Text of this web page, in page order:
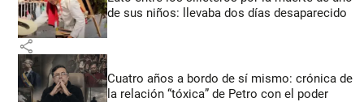
de sus niños: llevaba dos días desaparecido
share
Cuatro años a bordo de sí mismo: crónica de
la relación “tóxica” de Petro con el poder